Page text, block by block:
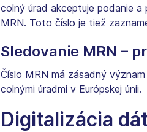
colný úrad akceptuje podanie
MRN. Toto číslo je tiež
Sledovanie MRN –
Číslo MRN má zásadný
colnými úradmi v Európskej únii.
Digitalizácia